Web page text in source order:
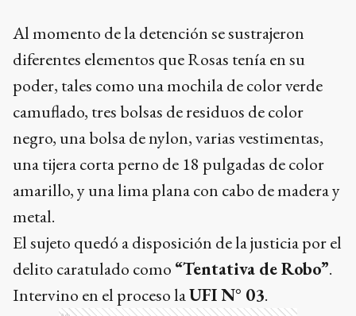
Al momento de la detención se sustrajeron
diferentes elementos que Rosas tenía en su
poder, tales como una mochila de color verde
camuflado, tres bolsas de residuos de color
negro, una bolsa de nylon, varias vestimentas,
una tijera corta perno de 18 pulgadas de color
amarillo, y una lima plana con cabo de madera y
metal.
El sujeto quedó a disposición de la justicia por el
delito caratulado como “Tentativa de Robo”.
Intervino en el proceso laUFI N° 03.
Ads